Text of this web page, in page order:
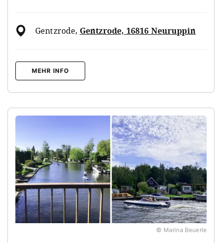
Gentzrode, Gentzrode, 16816 Neuruppin
MEHR INFO
© Marina Beuerle